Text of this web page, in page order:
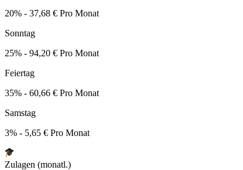
20% - 37,68 € Pro Monat
Sonntag
25% - 94,20 € Pro Monat
Feiertag
35% - 60,66 € Pro Monat
Samstag
3% - 5,65 € Pro Monat
Zulagen (monatl.)